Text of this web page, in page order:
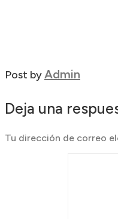
Post byAdmin
Deja una
Tu dirección de correo